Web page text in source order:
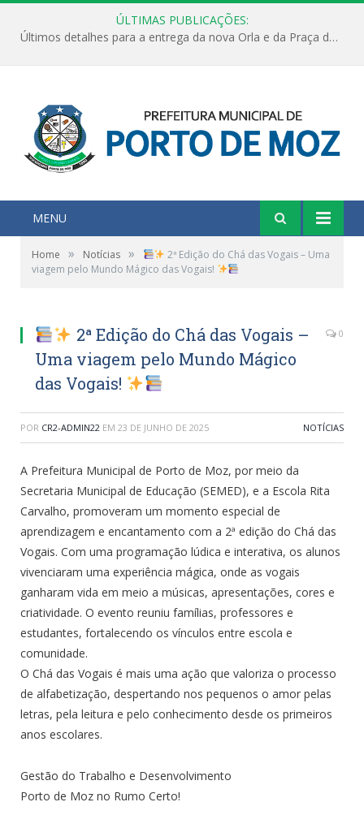
ÚLTIMAS PUBLICAÇÕES:
Últimos detalhes para a entrega da nova Orla e da Praça do Praião
MENU
Home » Notícias »
2ª Edição do Chá das Vogais – Uma
viagem pelo Mundo Mágico das Vogais!
2ª Edição do Chá das Vogais –
Uma viagem pelo Mundo Mágico
das Vogais!
0
POR CR2-ADMIN22 EM 23 DE JUNHO DE 2025 NOTÍCIAS
A Prefeitura Municipal de Porto de Moz, por meio da
Secretaria Municipal de Educação (SEMED), e a Escola Rita
Carvalho, promoveram um momento especial de
aprendizagem e encantamento com a 2ª edição do Chá das
Vogais. Com uma programação lúdica e interativa, os alunos
vivenciaram uma experiência mágica, onde as vogais
ganharam vida em meio a músicas, apresentações, cores e
criatividade. O evento reuniu famílias, professores e
estudantes, fortalecendo os vínculos entre escola e
comunidade.
O Chá das Vogais é mais uma ação que valoriza o processo
de alfabetização, despertando nos pequenos o amor pelas
letras, pela leitura e pelo conhecimento desde os primeiros
anos escolares.
Gestão do Trabalho e Desenvolvimento
Porto de Moz no Rumo Certo!